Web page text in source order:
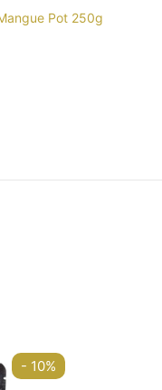
Pot 250g
- 10%